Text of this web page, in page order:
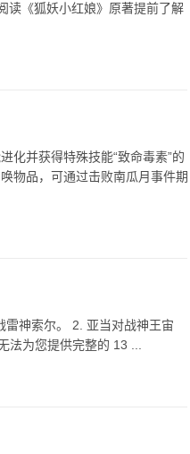
读《狐妖小红娘》原著提前了解
化并获得特殊技能“致命毒素”的
物品，可通过击败南瓜月事件期
雷神索尔。 2. 亚当对战神王宙
为您提供完整的 13 ...